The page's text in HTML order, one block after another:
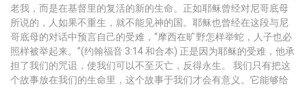
老我，而是在基督里的复活的新的生命。正如耶稣曾经对尼哥底母
所说的，人如果不重生，就不能见神的国。耶稣也曾经在这段与尼
哥底母的对话中预言自己的受难，“摩西在旷野怎样举蛇，人子也必
照样被举起来。”(约翰福音 3:14 和合本) 正是因为耶稣的受难，他承
担了我们的咒诅，使我们可以不至灭亡，反得永生。 我们只有把这
个故事放在我们的生命里，这个故事于我们才会有意义。它能够给